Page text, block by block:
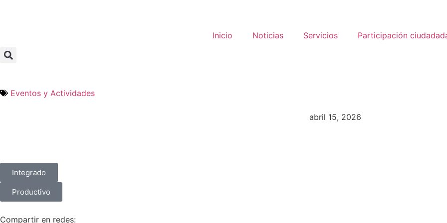
Inicio Noticias Servicios Participación
Eventos y Actividades
abril 15, 2026
Integrado
Productivo
Compartir en redes: